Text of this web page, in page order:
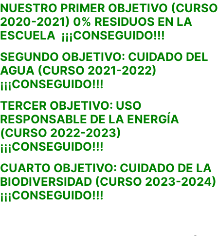
NUESTRO PRIMER OBJETIVO (CURSO
2020-2021) 0% RESIDUOS EN LA
ESCUELA ¡¡¡CONSEGUIDO!!!
SEGUNDO OBJETIVO: CUIDADO DEL
AGUA (CURSO 2021-2022)
¡¡¡CONSEGUIDO!!!
TERCER OBJETIVO: USO
RESPONSABLE DE LA ENERGÍA
(CURSO 2022-2023)
¡¡¡CONSEGUIDO!!!
CUARTO OBJETIVO: CUIDADO DE LA
BIODIVERSIDAD (CURSO 2023-2024)
¡¡¡CONSEGUIDO!!!